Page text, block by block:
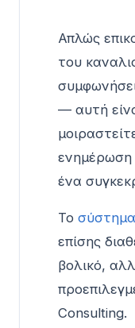
Απλώς
του
— αυτή
ενημέρωση
ένα
Το
επίσης
βολικό,
Consulting.